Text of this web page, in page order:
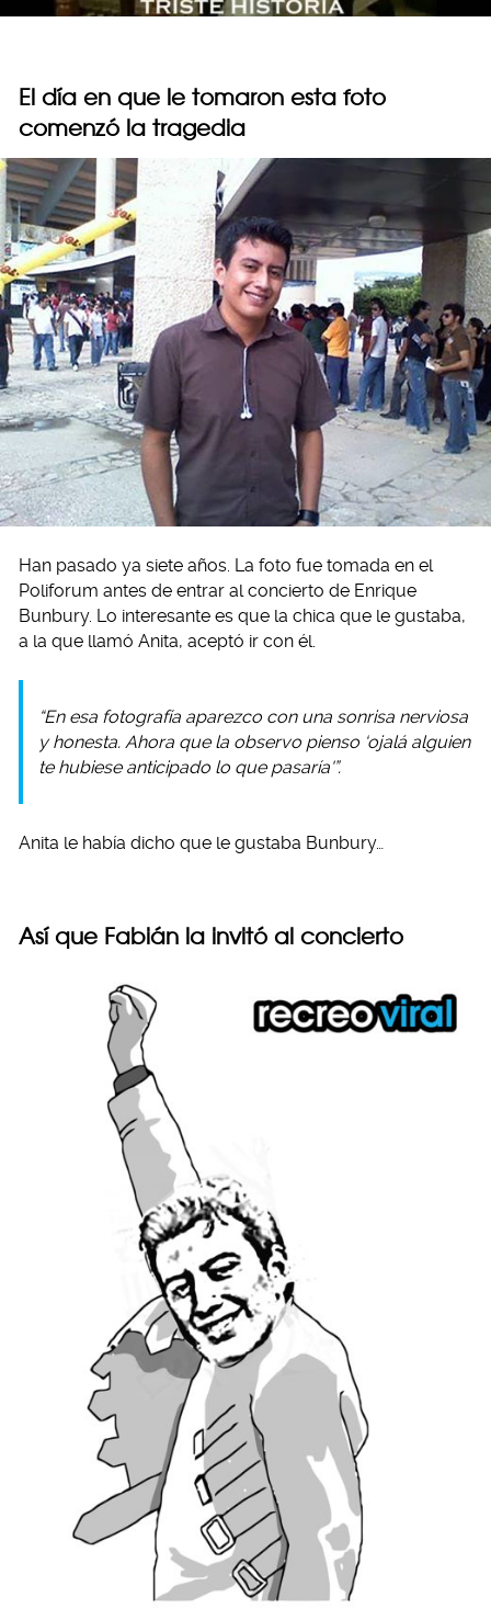
El día en que le tomaron esta foto
comenzó la tragedia
Han pasado ya siete años. La foto fue tomada en el
Poliforum antes de entrar al concierto de Enrique
Bunbury. Lo interesante es que la chica que le gustaba,
a la que llamó Anita, aceptó ir con él.
“En esa fotografía aparezco con una sonrisa nerviosa
y honesta. Ahora que la observo pienso ‘ojalá alguien
te hubiese anticipado lo que pasaría'”.
Anita le había dicho que le gustaba Bunbury…
Así que Fabián la invitó al concierto